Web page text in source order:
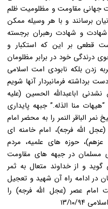
مقاومت و مظلومیت ظلم
برسانند و با هر وسیله ممکن
و شهادت رهبران برجسته
قطعی بر این که استکبار و
درندگی خود در برابر مظلومان
زدن بلکه نابودی امت اسلامی
برداشته فرمانبردار آنها شویم
اباعبدالله الحسین (علیه
منا الذله.” جبهه پایداری
الباقر النمر را به محضر امام
الله فرجه)، امام خامنه ای
عزهم)، حوزه های علمیه، مردم
مسلمان در جبهه های مقاومت
و از خداوند متعال به ثمر
در ادامه راه آن شهید و تعجیل
امام عصر (عجل الله فرجه) را
۱۰/۹۴